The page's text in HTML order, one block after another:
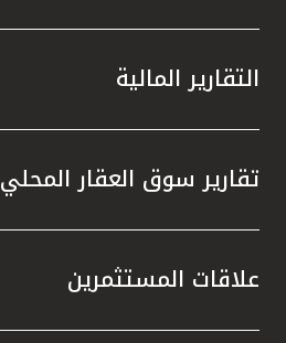
التقارير المالية
تقارير سوق العقار المحلي
علاقات المستثمرين